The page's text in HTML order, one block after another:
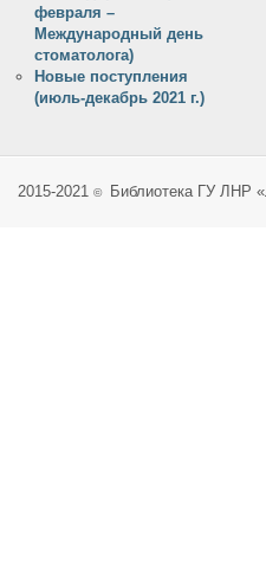
февраля –
Международный день
стоматолога)
Новые поступления
(июль-декабрь 2021 г.)
2015-2021 © Библиотека ГУ